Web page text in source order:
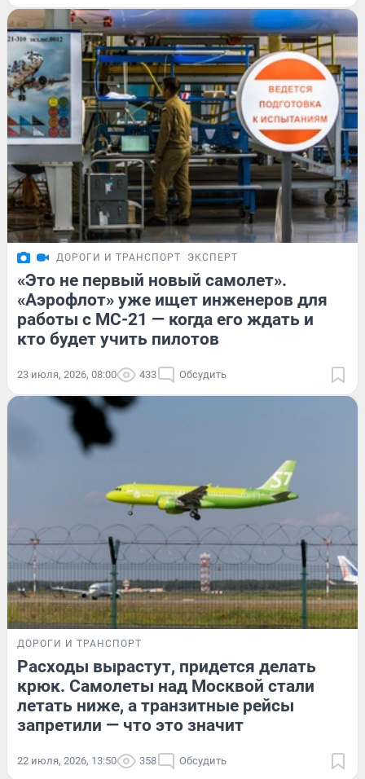
ДОРОГИ И ТРАНСПОРТ ЭКСПЕРТ
«Это не первый новый самолет».
«Аэрофлот» уже ищет инженеров для
работы с МС-21 — когда его ждать и
кто будет учить пилотов
23 июля, 2026, 08:00 433 Обсудить
ДОРОГИ И ТРАНСПОРТ
Расходы вырастут, придется делать
крюк. Самолеты над Москвой стали
летать ниже, а транзитные рейсы
запретили — что это значит
22 июля, 2026, 13:50 358 Обсудить